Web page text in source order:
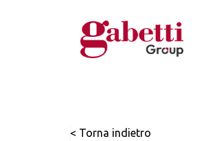
< Torna indietro